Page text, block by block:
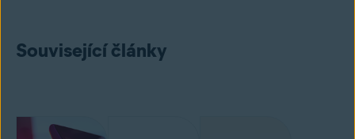
Související články